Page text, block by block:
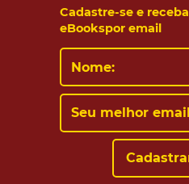
Cadastre-se e receba
eBookspor email